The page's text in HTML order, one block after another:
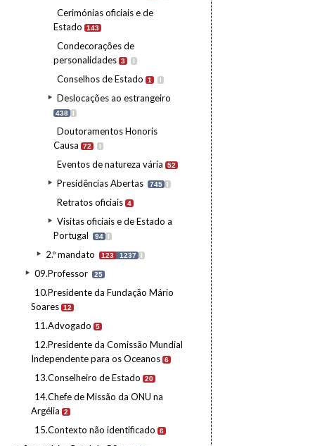
Cerimónias oficiais e de
Estado
143
Condecorações de
personalidades 3 I
Conselhos de Estado 1 I
Deslocações ao estrangeiro
438 I
Doutoramentos Honoris
Causa
72 I
Eventos de natureza vária 52
Presidências Abertas 745 I
Retratos oficiais 4
Visitas oficiais e de Estado a
Portugal
94 I
2.º mandato 123 1237 I
09.Professor 25
10.Presidente da Fundação Mário
Soares 12
11.Advogado 5
12.Presidente da Comissão Mundial
Independente para os Oceanos 6
13.Conselheiro de Estado 20
14.Chefe de Missão da ONU na
Argélia
2
15.Contexto não identificado 6